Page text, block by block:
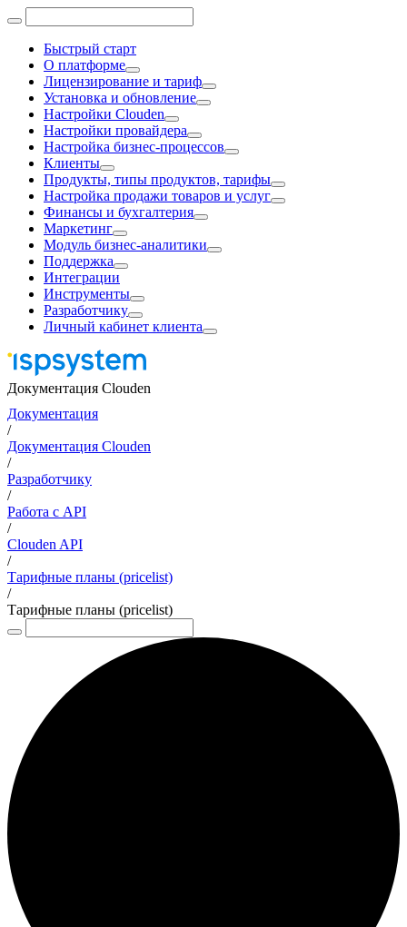
Быстрый старт
О платформе
Лицензирование и тариф
Установка и обновление
Настройки Clouden
Настройки провайдера
Настройка бизнес-процессов
Клиенты
Продукты, типы продуктов, тарифы
Настройка продажи товаров и услуг
Финансы и бухгалтерия
Маркетинг
Модуль бизнес-аналитики
Поддержка
Интеграции
Инструменты
Разработчику
Личный кабинет клиента
Документация Clouden
Документация
/
Документация Clouden
/
Разработчику
/
Работа с API
/
Clouden API
/
Тарифные планы (pricelist)
/
Тарифные планы (pricelist)